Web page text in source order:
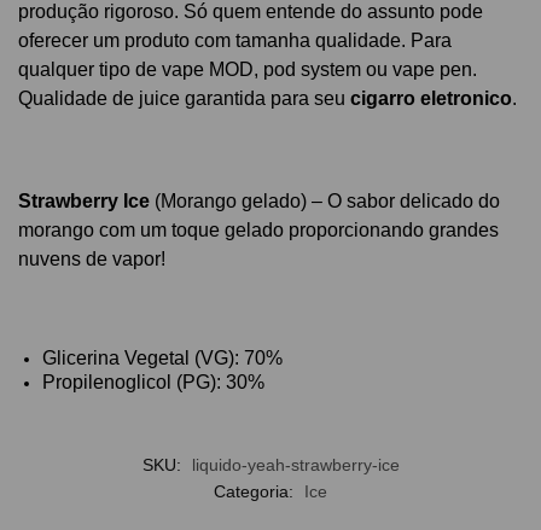
produção rigoroso. Só quem entende do assunto pode
oferecer um produto com tamanha qualidade. Para
qualquer tipo de vape MOD, pod system ou vape pen.
Qualidade de juice garantida para seu cigarro eletronico.
Strawberry Ice (Morango gelado) – O sabor delicado do
morango com um toque gelado proporcionando grandes
nuvens de vapor!
Glicerina Vegetal (VG): 70%
Propilenoglicol (PG): 30%
SKU:
liquido-yeah-strawberry-ice
Categoria:
Ice